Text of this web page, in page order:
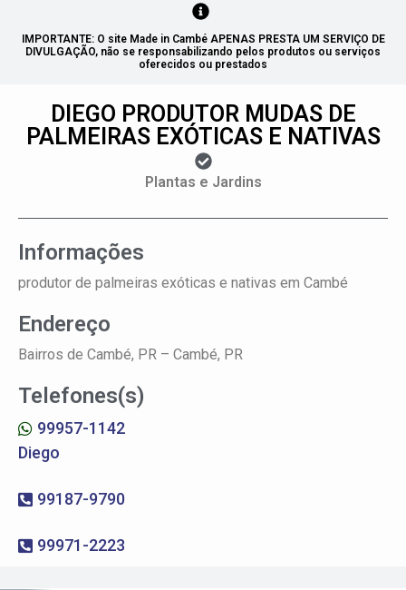
IMPORTANTE: O site Made in Cambé APENAS PRESTA UM SERVIÇO DE
DIVULGAÇÃO, não se responsabilizando pelos produtos ou serviços
oferecidos ou prestados
DIEGO PRODUTOR MUDAS DE
PALMEIRAS EXÓTICAS E NATIVAS
Plantas e Jardins
Informações
produtor de palmeiras exóticas e nativas em Cambé
Endereço
Bairros de Cambé, PR – Cambé, PR
Telefones(s)
99957-1142
Diego
99187-9790
99971-2223